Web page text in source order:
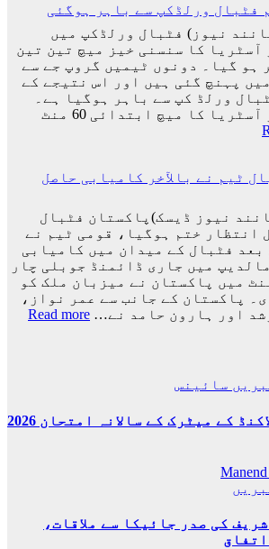
شکست
کیساتھ
رونالڈو
کا
ورلڈ
کپ
کا
سفر
فٹبال ورلڈکپ سے باہر ہوگئی
نیوز) فٹبال ورلڈکپ میں
آسٹریا کا سنسنی خیز میچ تین تین
ہو گیا۔ دونوں ٹیمیں گروپ جے سے
راونڈ آف 32 میں پہنچ گئی ہیں اور اس نتیجے کے
ورلڈ کپ سے باہر ہوگیا ہے۔
الجزائز اور آسٹریا کا میچ ابتدائی 60 منٹ
:
ٹیم
سے
باہر
ہوگئی
ٹیم نے بالآخر کامیابی حاصل
نیوز ڈیسک)پاکستان فٹبال
انتظار ختم ہوگیا، قومی ٹیم نے
961 دن بعد فٹبال کے میدان میں کامیابی
میں جاری ڈائمنڈ جوبلی چار
میں پاکستان نے میزبان ملک کو
دی۔ پاکستان کے جانب سے عمر نواز،
اور ہارون حامد نے… Read more
:
سائینس
بی آئی ایس سی مالاکنڈ کے میٹرک کے سالانہ امتحان 2026
کی صدر جائیکا سے ملاقات،